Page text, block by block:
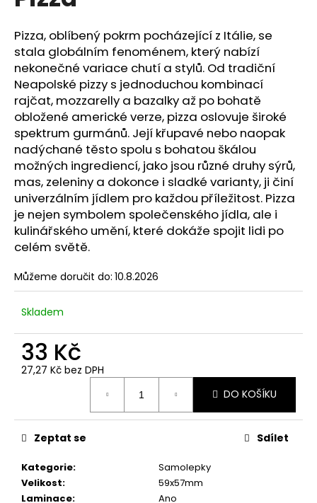
z
5
hvězdiček.
Pizza, oblíbený pokrm pocházející z Itálie, se
stala globálním fenoménem, který nabízí
nekonečné variace chutí a stylů. Od tradiční
Neapolské pizzy s jednoduchou kombinací
rajčat, mozzarelly a bazalky až po bohatě
obložené americké verze, pizza oslovuje široké
spektrum gurmánů. Její křupavé nebo naopak
nadýchané těsto spolu s bohatou škálou
možných ingrediencí, jako jsou různé druhy sýrů,
mas, zeleniny a dokonce i sladké varianty, ji činí
univerzálním jídlem pro každou příležitost. Pizza
je nejen symbolem společenského jídla, ale i
kulinářského umění, které dokáže spojit lidi po
celém světě.
Můžeme doručit do: 10.8.2026
Skladem
33 Kč
27,27 Kč bez DPH
DO KOŠÍKU
Kategorie:
Samolepky
Velikost:
59x57mm
Laminace:
Ano
Zeptat se Sdílet
j
í
t
?
HLEDAT
D
o
p
o
r
u
č
u
e
JELEN
Kč